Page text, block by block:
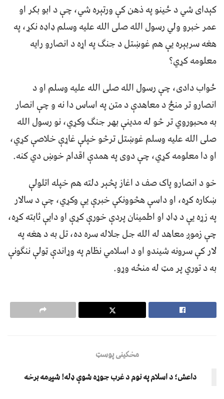
کېدای شي د ځینو په ذهن کې ورتېره شي، چې د ابو بکر او
عمر خبرو ولي رسول الله صلی الله علیه وسلم ډاډه نکړ، په
هغه سربېره یې هم غوښتل د جنګ په اړه د انصارو رایه
معلومه کړي؟
ځواب دادی، چې رسول الله صلی الله علیه وسلم او د
انصارو تر منځ د معاهدې د متن په اساس دا نه و چې انصار
به محبوروي تر څو له مدینې بهر جنګ وکړي، نو رسول الله
صلی الله علیه وسلم غوښتل ترڅو خپلې غاړې خلاصې کړي،
او دا معلومه کړي، چې دوی په همدې اقدام خوښ دي کنه.
خو د انصارو پاک صف د اغاز پڅېر دلته هم خپله اتلولې
ښکاره کړه، او داسې هڅوونکې خبرې یې وکړي، چې د سالار
په زړه یې د ډاډ او اطمینان پردې خورې کړې او دایې ثابته کړه،
چې زموږ معاهد له الله جل جلاله سره ده، تل به د هغه په
لار کې سرونه شیندو او د اسلامي نظام په وړاندې ټولې ننګونې
به د توري پر مټ له منځه وړو.
مخکینی پوسټ
داعش؛ د اسلام په نوم د غرب جوړه شوې ډله! شپږمه برخه